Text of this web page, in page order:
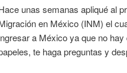
unas semanas apliqué al
en México (INM) el
a México ya que no
te haga preguntas y